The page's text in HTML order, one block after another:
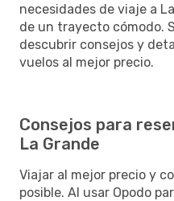
necesidades de viaje a
de un trayecto cómodo.
descubrir consejos y
vuelos al mejor precio.
Consejos para
La Grande
Viajar al mejor precio y
posible. Al usar Opodo